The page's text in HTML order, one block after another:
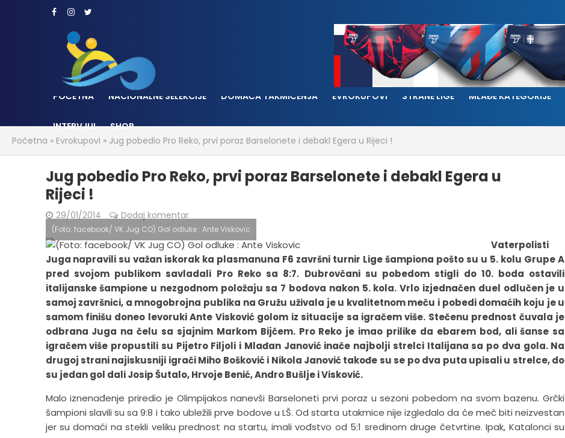
POČETNA NACIONALNE SELEKCIJE DOMAĆA TAKMIČENJA EVROKUPOVI STRANE LIGE MLAĐE KATEGORIJE
INTERVJUI
SHOP
Početna » Evrokupovi » Jug pobedio Pro Reko, prvi poraz Barselonete i debakl Egera u Rijeci !
Jug pobedio Pro Reko, prvi poraz Barselonete i debakl Egera u
Rijeci !
29/01/2014 Dodaj komentar
(Foto: facebook/ VK Jug CO) Gol odluke : Ante Viskovic
Vaterpolisti
Juga napravili su važan iskorak ka plasmanuna F6 završni turnir Lige šampiona pošto su u 5. kolu Grupe A
pred svojom publikom savladali Pro Reko sa 8:7. Dubrovčani su pobedom stigli do 10. boda ostavili
italijanske šampione u nezgodnom položaju sa 7 bodova nakon 5. kola. Vrlo izjednačen duel odlučen je u
samoj završnici, a mnogobrojna publika na Gružu uživala je u kvalitetnom meču i pobedi domaćih koju je u
samom finišu doneo levoruki Ante Visković golom iz situacije sa igračem više. Stečenu prednost čuvala je
odbrana Juga na čelu sa sjajnim Markom Bijčem. Pro Reko je imao prilike da ebarem bod, ali šanse sa
igračem više propustili su Pijetro Filjoli i Mlađan Janović inače najbolji strelci Italijana sa po dva gola. Na
drugoj strani najiskusniji igrači Miho Bošković i Nikola Janović takođe su se po dva puta upisali u strelce, do
su jedan gol dali Josip Šutalo, Hrvoje Benić, Andro Bušlje i Visković.
Malo iznenađenje priredio je Olimpijakos nanevši Barseloneti prvi poraz u sezoni pobedom na svom bazenu. Grčki
šampioni slavili su sa 9:8 i tako ubležili prve bodove u LŠ. Od starta utakmice nije izgledalo da će meč biti neizvestan
jer su domaći na stekli veliku prednost na startu, imali vođstvo od 5:1 sredinom druge četvrtine. Ipak, Katalonci su